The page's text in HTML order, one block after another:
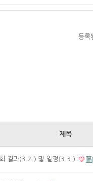
등록
제목
결과(3.2.) 및 일정(3.3.)